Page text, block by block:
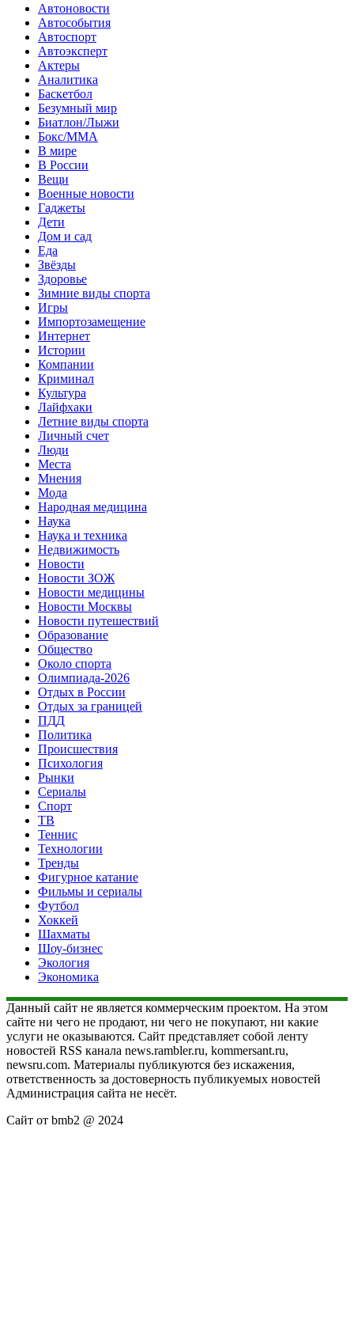
Автоновости
Автособытия
Автоспорт
Автоэксперт
Актеры
Аналитика
Баскетбол
Безумный мир
Биатлон/Лыжи
Бокс/MMA
В мире
В России
Вещи
Военные новости
Гаджеты
Дети
Дом и сад
Еда
Звёзды
Здоровье
Зимние виды спорта
Игры
Импортозамещение
Интернет
Истории
Компании
Криминал
Культура
Лайфхаки
Летние виды спорта
Личный счет
Люди
Места
Мнения
Мода
Народная медицина
Наука
Наука и техника
Недвижимость
Новости
Новости ЗОЖ
Новости медицины
Новости Москвы
Новости путешествий
Образование
Общество
Около спорта
Олимпиада-2026
Отдых в России
Отдых за границей
ПДД
Политика
Происшествия
Психология
Рынки
Сериалы
Спорт
ТВ
Теннис
Технологии
Тренды
Фигурное катание
Фильмы и сериалы
Футбол
Хоккей
Шахматы
Шоу-бизнес
Экология
Экономика
Данный сайт не является коммерческим проектом. На этом
сайте ни чего не продают, ни чего не покупают, ни какие
услуги не оказываются. Сайт представляет собой ленту
новостей RSS канала news.rambler.ru, kommersant.ru,
newsru.com. Материалы публикуются без искажения,
ответственность за достоверность публикуемых новостей
Администрация сайта не несёт.
Сайт от bmb2 @ 2024